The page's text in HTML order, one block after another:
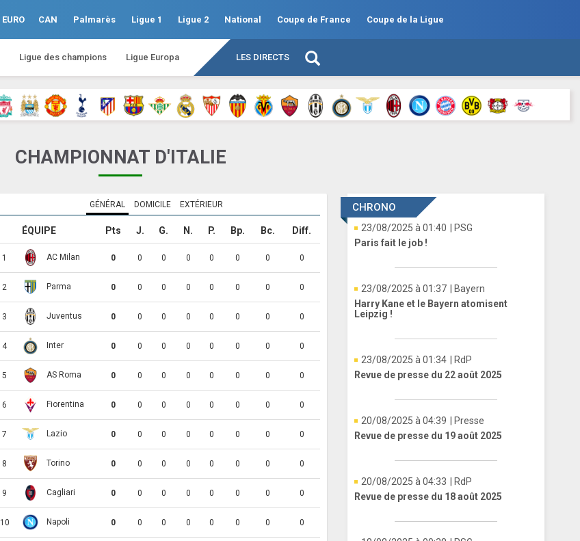
EURO CAN Palmarès Ligue 1 Ligue 2 National Coupe de France Coupe de la Ligue
Ligue des champions Ligue Europa LES DIRECTS
CHAMPIONNAT D'ITALIE
GÉNÉRAL DOMICILE EXTÉRIEUR
ÉQUIPE Pts J. G. N. P. Bp. Bc. Diff.
1 AC Milan 0 0 0 0 0 0 0 0
2 Parma 0 0 0 0 0 0 0 0
3 Juventus 0 0 0 0 0 0 0 0
4 Inter 0 0 0 0 0 0 0 0
5 AS Roma 0 0 0 0 0 0 0 0
6 Fiorentina 0 0 0 0 0 0 0 0
7 Lazio 0 0 0 0 0 0 0 0
8 Torino 0 0 0 0 0 0 0 0
9 Cagliari 0 0 0 0 0 0 0 0
10 Napoli 0 0 0 0 0 0 0 0
CHRONO
23/08/2025 à 01:40
| PSG
Paris fait le job !
23/08/2025 à 01:37
| Bayern
Harry Kane et le Bayern atomisent
Leipzig !
23/08/2025 à 01:34
| RdP
Revue de presse du 22 août 2025
20/08/2025 à 04:39
| Presse
Revue de presse du 19 août 2025
20/08/2025 à 04:33
| RdP
Revue de presse du 18 août 2025